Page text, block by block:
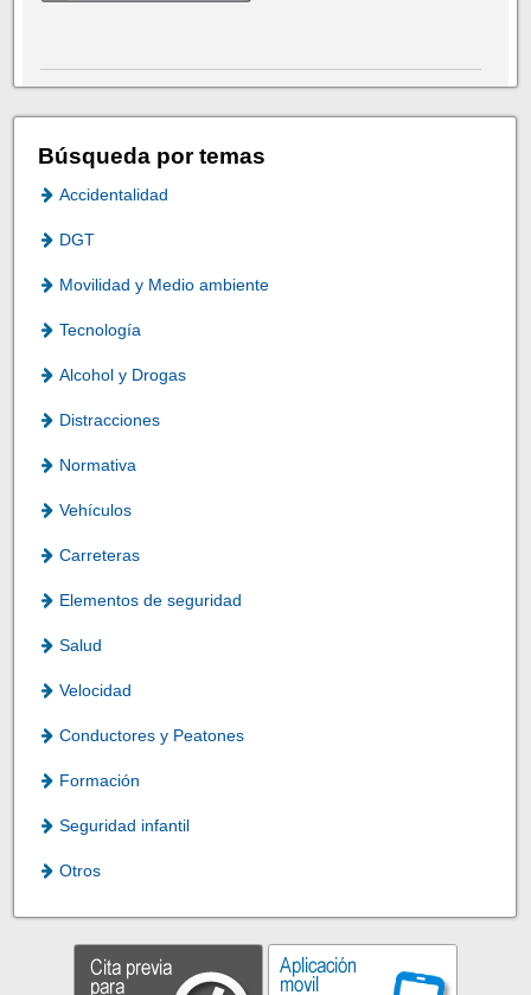
Búsqueda por temas
Accidentalidad
DGT
Movilidad y Medio ambiente
Tecnología
Alcohol y Drogas
Distracciones
Normativa
Vehículos
Carreteras
Elementos de seguridad
Salud
Velocidad
Conductores y Peatones
Formación
Seguridad infantil
Otros